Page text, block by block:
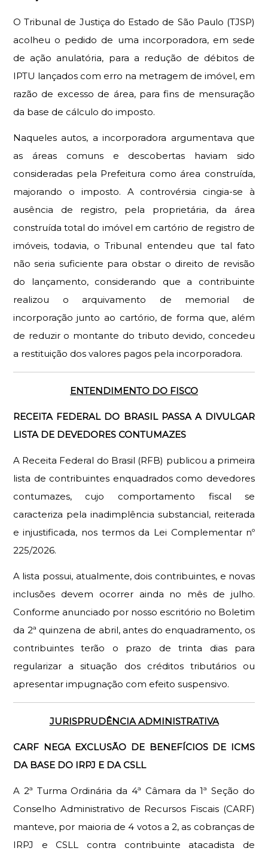
O Tribunal de Justiça do Estado de São Paulo (TJSP)
acolheu o pedido de uma incorporadora, em sede
de ação anulatória, para a redução de débitos de
IPTU lançados com erro na metragem de imóvel, em
razão de excesso de área, para fins de mensuração
da base de cálculo do imposto.
Naqueles autos, a incorporadora argumentava que
as áreas comuns e descobertas haviam sido
consideradas pela Prefeitura como área construída,
majorando o imposto. A controvérsia cingia-se à
ausência de registro, pela proprietária, da área
construída total do imóvel em cartório de registro de
imóveis, todavia, o Tribunal entendeu que tal fato
não seria suficiente para obstar o direito de revisão
do lançamento, considerando que a contribuinte
realizou o arquivamento de memorial de
incorporação junto ao cartório, de forma que, além
de reduzir o montante do tributo devido, concedeu
a restituição dos valores pagos pela incorporadora.
ENTENDIMENTO DO FISCO
RECEITA FEDERAL DO BRASIL PASSA A DIVULGAR
LISTA DE DEVEDORES CONTUMAZES
A Receita Federal do Brasil (RFB) publicou a primeira
lista de contribuintes enquadrados como devedores
contumazes, cujo comportamento fiscal se
caracteriza pela inadimplência substancial, reiterada
e injustificada, nos termos da Lei Complementar nº
225/2026.
A lista possui, atualmente, dois contribuintes, e novas
inclusões devem ocorrer ainda no mês de julho.
Conforme anunciado por nosso escritório no Boletim
da 2ª quinzena de abril, antes do enquadramento, os
contribuintes terão o prazo de trinta dias para
regularizar a situação dos créditos tributários ou
apresentar impugnação com efeito suspensivo.
JURISPRUDÊNCIA ADMINISTRATIVA
CARF NEGA EXCLUSÃO DE BENEFÍCIOS DE ICMS
DA BASE DO IRPJ E DA CSLL
A 2ª Turma Ordinária da 4ª Câmara da 1ª Seção do
Conselho Administrativo de Recursos Fiscais (CARF)
manteve, por maioria de 4 votos a 2, as cobranças de
IRPJ e CSLL contra contribuinte atacadista de